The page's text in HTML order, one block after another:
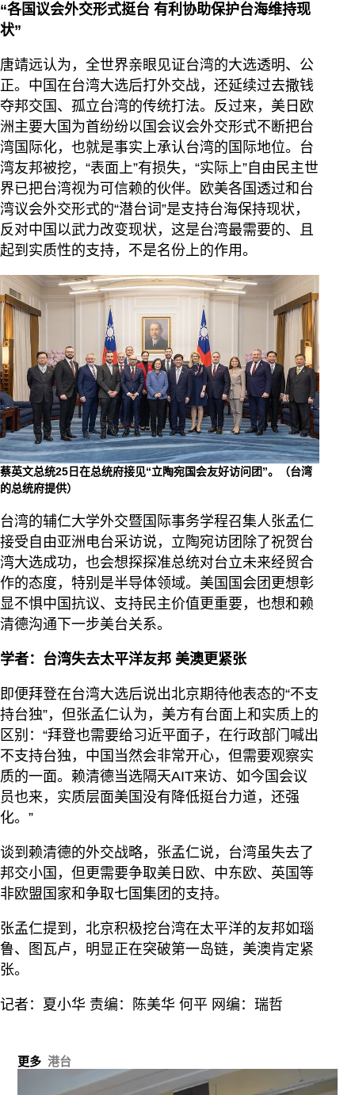
“各国议会外交形式挺台 有利协助保护台海维持现
状”
唐靖远认为，全世界亲眼见证台湾的大选透明、公
正。中国在台湾大选后打外交战，还延续过去撒钱
夺邦交国、孤立台湾的传统打法。反过来，美日欧
洲主要大国为首纷纷以国会议会外交形式不断把台
湾国际化，也就是事实上承认台湾的国际地位。台
湾友邦被挖，“表面上”有损失，“实际上”自由民主世
界已把台湾视为可信赖的伙伴。欧美各国透过和台
湾议会外交形式的“潜台词”是支持台海保持现状，
反对中国以武力改变现状，这是台湾最需要的、且
起到实质性的支持，不是名份上的作用。
蔡英文总统25日在总统府接见“立陶宛国会友好访问团”。（台湾
的总统府提供）
台湾的辅仁大学外交暨国际事务学程召集人张孟仁
接受自由亚洲电台采访说，立陶宛访团除了祝贺台
湾大选成功，也会想探探准总统对台立未来经贸合
作的态度，特别是半导体领域。美国国会团更想彰
显不惧中国抗议、支持民主价值更重要，也想和赖
清德沟通下一步美台关系。
学者：台湾失去太平洋友邦 美澳更紧张
即便拜登在台湾大选后说出北京期待他表态的“不支
持台独”，但张孟仁认为，美方有台面上和实质上的
区别：“拜登也需要给习近平面子，在行政部门喊出
不支持台独，中国当然会非常开心，但需要观察实
质的一面。赖清德当选隔天AIT来访、如今国会议
员也来，实质层面美国没有降低挺台力道，还强
化。”
谈到赖清德的外交战略，张孟仁说，台湾虽失去了
邦交小国，但更需要争取美日欧、中东欧、英国等
非欧盟国家和争取七国集团的支持。
张孟仁提到，北京积极挖台湾在太平洋的友邦如瑙
鲁、图瓦卢，明显正在突破第一岛链，美澳肯定紧
张。
记者：夏小华 责编：陈美华 何平 网编：瑞哲
更多 港台